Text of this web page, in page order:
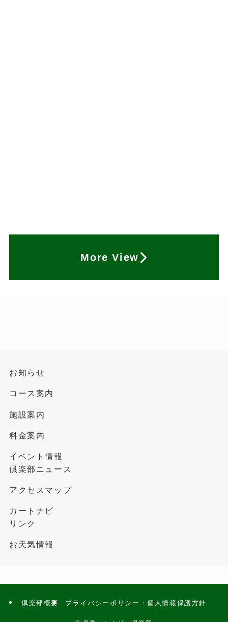
More View
お知らせ
コース案内
施設案内
料金案内
イベント情報
倶楽部ニュース
アクセスマップ
カートナビ
リンク
お天気情報
倶楽部概要 プライバシーポリシー・個人情報保護方針